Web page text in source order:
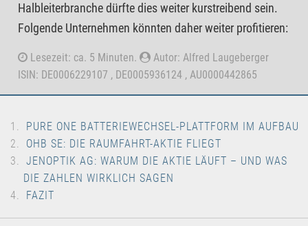
Halbleiterbranche dürfte dies weiter kurstreibend sein.
Folgende Unternehmen könnten daher weiter profitieren:
Lesezeit: ca. 5 Minuten.
Autor: Alfred Laugeberger
ISIN: DE0006229107 , DE0005936124 , AU0000442865
PURE ONE BATTERIEWECHSEL-PLATTFORM IM AUFBAU
OHB SE: DIE RAUMFAHRT-AKTIE FLIEGT
JENOPTIK AG: WARUM DIE AKTIE LÄUFT – UND WAS
DIE ZAHLEN WIRKLICH SAGEN
FAZIT